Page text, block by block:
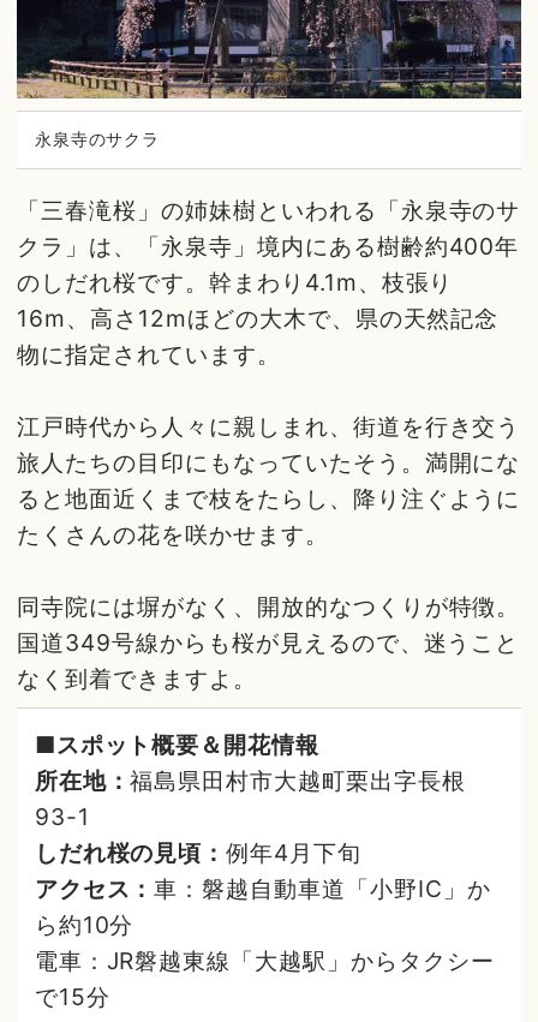
永泉寺のサクラ
「三春滝桜」の姉妹樹といわれる「永泉寺のサ
クラ」は、「永泉寺」境内にある樹齢約400年
のしだれ桜です。幹まわり4.1m、枝張り
16m、高さ12mほどの大木で、県の天然記念
物に指定されています。
江戸時代から人々に親しまれ、街道を行き交う
旅人たちの目印にもなっていたそう。満開にな
ると地面近くまで枝をたらし、降り注ぐように
たくさんの花を咲かせます。
同寺院には塀がなく、開放的なつくりが特徴。
国道349号線からも桜が見えるので、迷うこと
なく到着できますよ。
■スポット概要＆開花情報
所在地：福島県田村市大越町栗出字長根
93-1
しだれ桜の見頃：例年4月下旬
アクセス：車：磐越自動車道「小野IC」か
ら約10分
電車：JR磐越東線「大越駅」からタクシー
で15分